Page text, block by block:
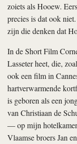
zoiets als Hooew.
precies is dat ook
zijn die denken dat
In de Short Film
Lasseter heet, die,
ook een film in
hartverwarmende
is geboren als een
van Christiaan de
— op mijn
Vlaamse broers Jan